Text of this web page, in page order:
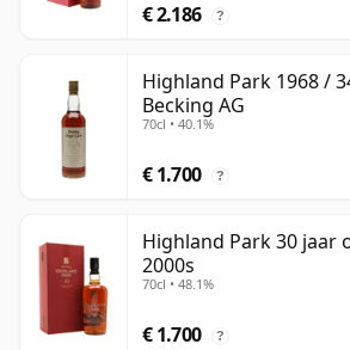
€ 2.186 ?
Highland Park 1968 /
Becking AG
70cl • 40.1%
€ 1.700 ?
Highland Park 30 jaar
2000s
70cl • 48.1%
€ 1.700 ?